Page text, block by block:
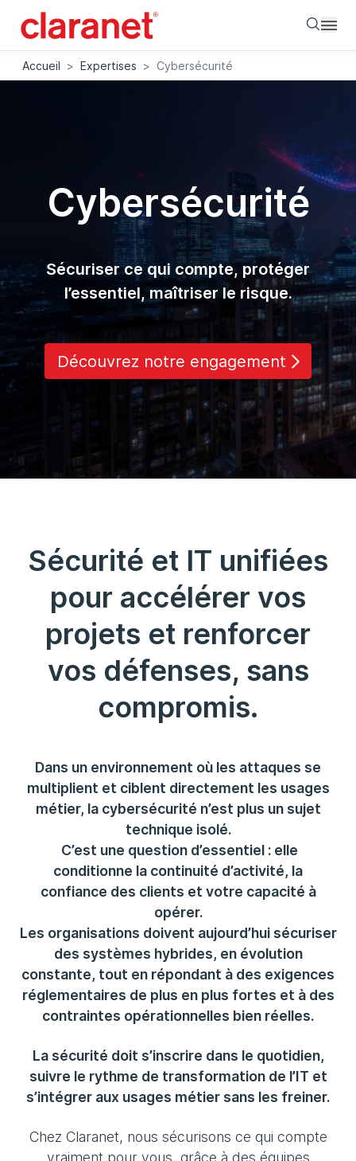
Accueil > Expertises > Cybersécurité
Cybersécurité
Sécuriser ce qui compte, protéger
l’essentiel, maîtriser le risque.
Découvrez notre engagement
Sécurité et IT unifiées
pour accélérer vos
projets et renforcer
vos défenses, sans
compromis.
Dans un environnement où les attaques se
multiplient et ciblent directement les usages
métier, la cybersécurité n’est plus un sujet
technique isolé.
C’est une question d’essentiel : elle
conditionne la continuité d’activité, la
confiance des clients et votre capacité à
opérer.
Les organisations doivent aujourd’hui sécuriser
des systèmes hybrides, en évolution
constante, tout en répondant à des exigences
réglementaires de plus en plus fortes et à des
contraintes opérationnelles bien réelles.
La sécurité doit s’inscrire dans le quotidien,
suivre le rythme de transformation de l’IT et
s’intégrer aux usages métier sans les freiner.
Chez Claranet, nous sécurisons ce qui compte
vraiment pour vous, grâce à des équipes